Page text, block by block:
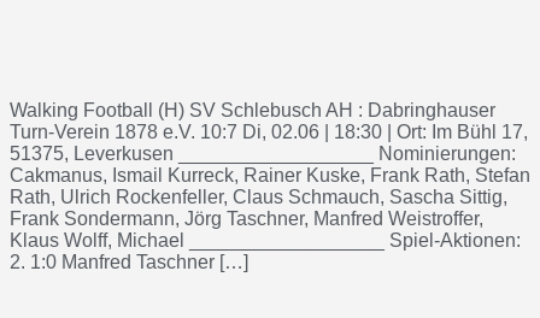
Walking Football (H) SV Schlebusch AH : Dabringhauser
Turn-Verein 1878 e.V. 10:7 Di, 02.06 | 18:30 | Ort: Im Bühl 17,
51375, Leverkusen __________________ Nominierungen:
Cakmanus, Ismail Kurreck, Rainer Kuske, Frank Rath, Stefan
Rath, Ulrich Rockenfeller, Claus Schmauch, Sascha Sittig,
Frank Sondermann, Jörg Taschner, Manfred Weistroffer,
Klaus Wolff, Michael __________________ Spiel-Aktionen:
2. 1:0 Manfred Taschner […]